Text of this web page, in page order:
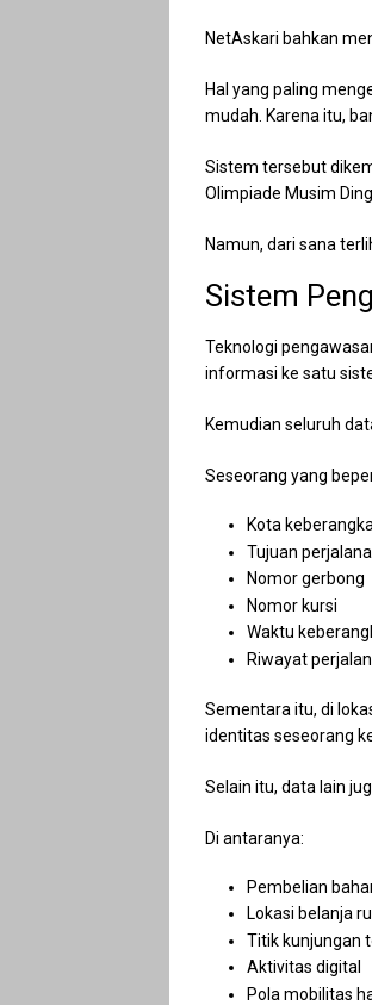
NetAskari bahkan
Hal yang paling
mudah. Karena itu,
Sistem tersebut
Olimpiade Musim
Namun, dari sana
Sistem
Teknologi
informasi ke satu
Kemudian seluruh
Seseorang yang
Kota
Tujuan
Nomor gerbong
Nomor kursi
Waktu
Riwayat
Sementara itu, di
identitas seseorang
Selain itu, data lain
Di antaranya:
Pembelian
Lokasi belanja
Titik kunjungan
Aktivitas digital
Pola mobilitas